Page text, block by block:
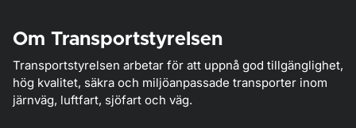
Om Transportstyrelsen
Transportstyrelsen arbetar för att uppnå god tillgänglighet,
hög kvalitet, säkra och miljöanpassade transporter inom
järnväg, luftfart, sjöfart och väg.